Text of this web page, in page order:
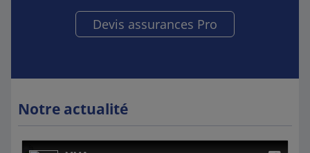
Devis assurances Pro
Notre actualité